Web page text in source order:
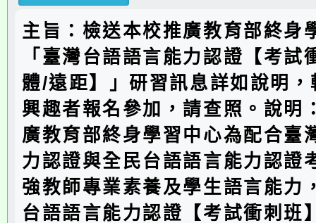
主旨：檢送本校推廣教育部終身
「臺灣台語語言能力認證【考試
體/遠距】」研習訊息詳如說明
興趣者報名參加，請查照。說明
廣教育部終身學習中心為配合臺
力認證與全民台語語言能力認證
強教師專業素養及學生語言能力
台語語言能力認證【考試衝刺班